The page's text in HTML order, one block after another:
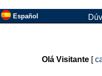
Español
Olá Visitante [